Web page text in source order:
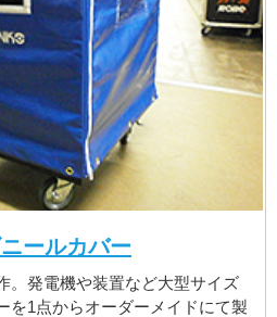
ールカバー
。発電機や装置など大型サイズ
を1点からオーダーメイドにて製